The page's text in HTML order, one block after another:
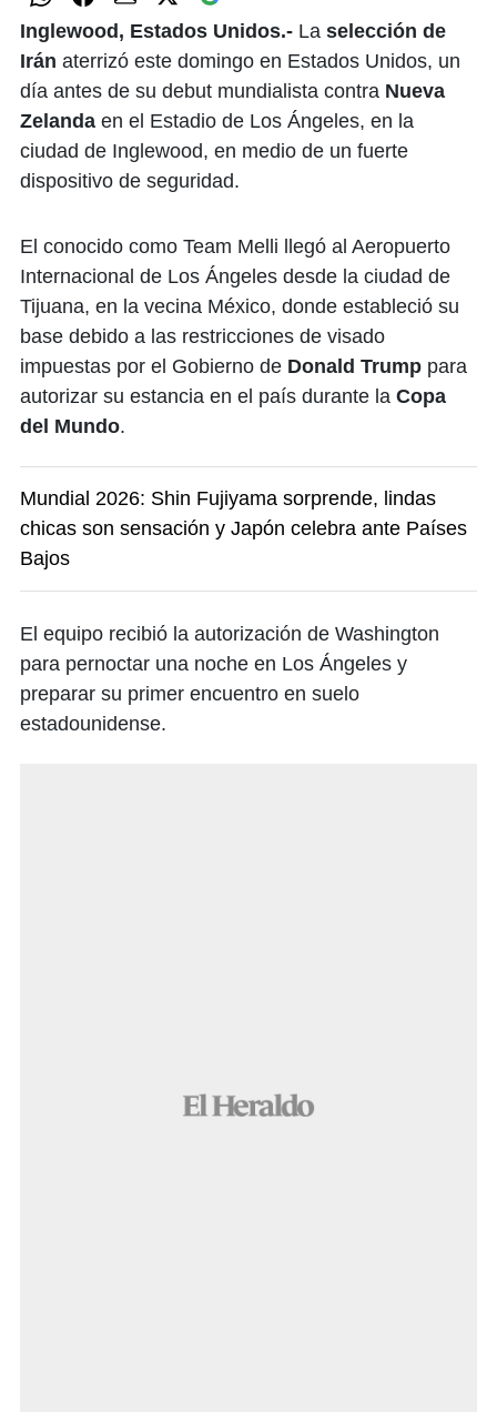
Inglewood, Estados Unidos.- La selección de
Irán aterrizó este domingo en Estados Unidos, un
día antes de su debut mundialista contra Nueva
Zelanda en el Estadio de Los Ángeles, en la
ciudad de Inglewood, en medio de un fuerte
dispositivo de seguridad.
El conocido como Team Melli llegó al Aeropuerto
Internacional de Los Ángeles desde la ciudad de
Tijuana, en la vecina México, donde estableció su
base debido a las restricciones de visado
impuestas por el Gobierno de Donald Trump para
autorizar su estancia en el país durante la Copa
del Mundo.
Mundial 2026: Shin Fujiyama sorprende, lindas
chicas son sensación y Japón celebra ante Países
Bajos
El equipo recibió la autorización de Washington
para pernoctar una noche en Los Ángeles y
preparar su primer encuentro en suelo
estadounidense.